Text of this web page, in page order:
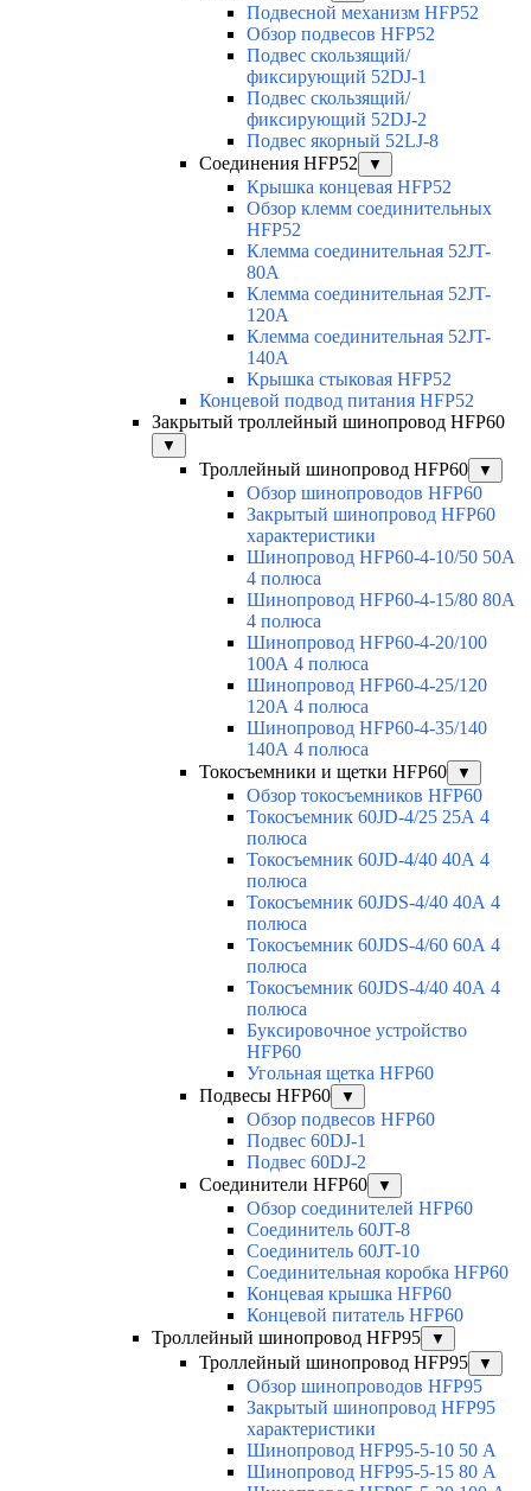
Подвесной механизм HFP52
Обзор подвесов HFP52
Подвес скользящий/
фиксирующий 52DJ-1
Подвес скользящий/
фиксирующий 52DJ-2
Подвес якорный 52LJ-8
Соединения HFP52
▼
Крышка концевая HFP52
Обзор клемм соединительных
HFP52
Клемма соединительная 52JT-
80A
Клемма соединительная 52JT-
120A
Клемма соединительная 52JT-
140A
Крышка стыковая HFP52
Концевой подвод питания HFP52
Закрытый троллейный шинопровод HFP60
▼
Троллейный шинопровод HFP60 ▼
Обзор шинопроводов HFP60
Закрытый шинопровод HFP60
характеристики
Шинопровод HFP60-4-10/50 50А
4 полюса
Шинопровод HFP60-4-15/80 80А
4 полюса
Шинопровод HFP60-4-20/100
100А 4 полюса
Шинопровод HFP60-4-25/120
120А 4 полюса
Шинопровод HFP60-4-35/140
140А 4 полюса
Токосъемники и щетки HFP60
▼
Обзор токосъемников HFP60
Токосъемник 60JD-4/25 25А 4
полюса
Токосъемник 60JD-4/40 40А 4
полюса
Токосъемник 60JDS-4/40 40А 4
полюса
Токосъемник 60JDS-4/60 60А 4
полюса
Токосъемник 60JDS-4/40 40А 4
полюса
Буксировочное устройство
HFP60
Угольная щетка HFP60
Подвесы HFP60
▼
Обзор подвесов HFP60
Подвес 60DJ-1
Подвес 60DJ-2
Соединители HFP60
▼
Обзор соединителей HFP60
Соединитель 60JT-8
Соединитель 60JT-10
Соединительная коробка HFP60
Концевая крышка HFP60
Концевой питатель HFP60
Троллейный шинопровод HFP95
▼
Троллейный шинопровод HFP95 ▼
Обзор шинопроводов HFP95
Закрытый шинопровод HFP95
характеристики
Шинопровод HFP95-5-10 50 А
Шинопровод HFP95-5-15 80 А